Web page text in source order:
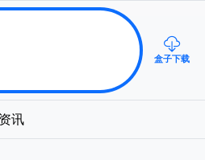
盒子下载
讯